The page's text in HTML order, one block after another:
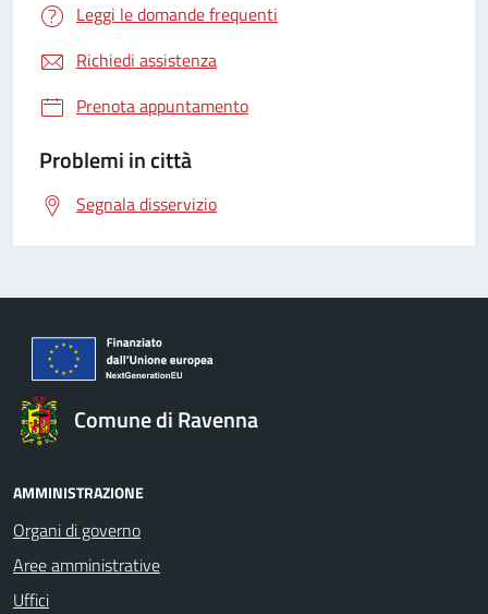
Leggi le domande frequenti
Richiedi assistenza
Prenota appuntamento
Problemi in città
Segnala disservizio
Comune di Ravenna
AMMINISTRAZIONE
Organi di governo
Aree amministrative
Uffici